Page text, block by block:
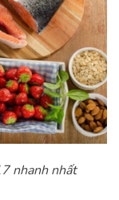
nhanh nhất